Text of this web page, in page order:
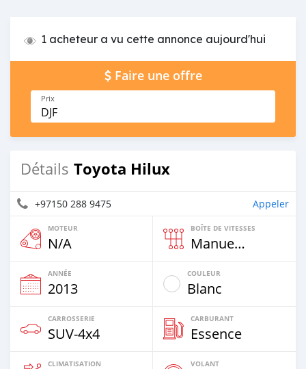
1 acheteur a vu cette annonce aujourd'hui
Faire une offre
Prix
DJF
Détails Toyota Hilux
+97150 288 9475 Appeler
MOTEUR
N/A
BOÎTE DE VITESSES
Manuelle
ANNÉE
2013
COULEUR
Blanc
CARROSSERIE
SUV‒4x4
CARBURANT
Essence
CLIMATISATION VOLANT